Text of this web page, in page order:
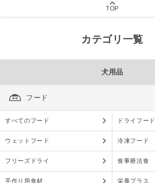
TOP
カテゴリ一覧
犬用品
フード
すべてのフード ドライフード
ウェットフード 冷凍フード
フリーズドライ 食事療法食
手作り用食材 栄養プラス